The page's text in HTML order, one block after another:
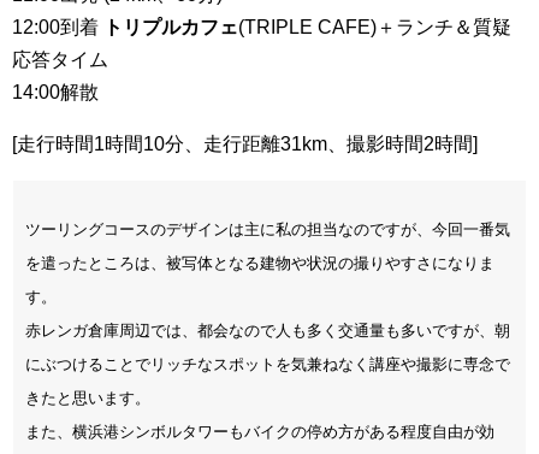
12:00到着
トリプルカフェ(TRIPLE CAFE)＋ランチ＆質疑
応答タイム
14:00解散
[走行時間1時間10分、走行距離31km、撮影時間2時間]
ツーリングコースのデザインは主に私の担当なのですが、今回一番気
を遣ったところは、被写体となる建物や状況の撮りやすさになりま
す。
赤レンガ倉庫周辺では、都会なので人も多く交通量も多いですが、朝
にぶつけることでリッチなスポットを気兼ねなく講座や撮影に専念で
きたと思います。
また、横浜港シンボルタワーもバイクの停め方がある程度自由が効